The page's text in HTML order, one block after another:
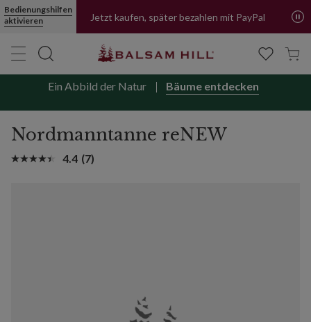
Bedienungshilfen
aktivieren
Jetzt kaufen, später bezahlen mit PayPal
Ein Abbild der Natur Bäume entdecken
Nordmanntanne reNEW
4.4 (7)